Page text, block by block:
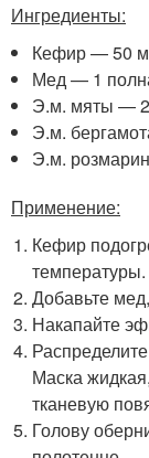
Ингредиенты:
Кефир — 50
Мед — 1
Э.м. мяты — 2
Э.м.
Э.м.
Применение:
Кефир
температуры.
Добавьте
Накапайте
Маска
тканевую
Голову